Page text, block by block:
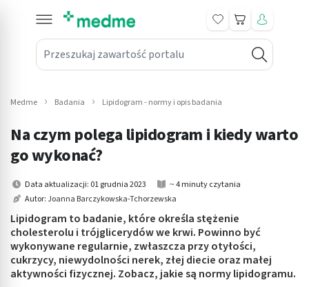
Przeszukaj zawartość portalu
Koszyk
submenu: Leki na receptę
submenu: Mama i dziecko
submenu: Kosmetyki
submenu: Higiena
submenu: Sprzęt medyczny
submenu: Intymne
Medme Badania Lipidogram - normy i opis badania
Na czym polega lipidogram i kiedy warto
go wykonać?
Data aktualizacji: 01 grudnia 2023
~ 4 minuty czytania
Autor:Joanna Barczykowska-Tchorzewska
Lipidogram to badanie, które określa stężenie
cholesterolu i trójglicerydów we krwi. Powinno być
wykonywane regularnie, zwłaszcza przy otyłości,
cukrzycy, niewydolności nerek, złej diecie oraz małej
aktywności fizycznej. Zobacz, jakie są normy lipidogramu.